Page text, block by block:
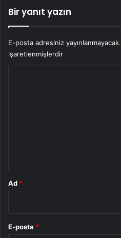
Bir yanıt yazın
E-posta adresiniz yayınlanmayacak.
işaretlenmişlerdir
Ad *
E-posta *